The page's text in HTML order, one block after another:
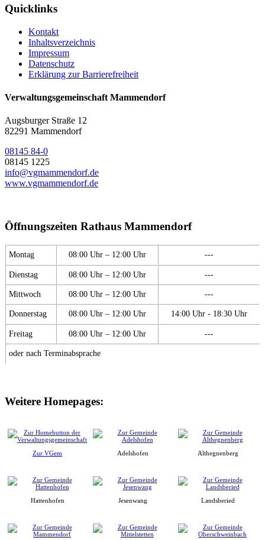
Quicklinks
Kontakt
Inhaltsverzeichnis
Impressum
Datenschutz
Erklärung zur Barrierefreiheit
Verwaltungsgemeinschaft Mammendorf
Augsburger Straße 12
82291 Mammendorf
08145 84-0
08145 1225
info@vgmammendorf.de
www.vgmammendorf.de
Öffnungszeiten Rathaus Mammendorf
Montag 08:00 Uhr – 12:00 Uhr ---
Dienstag 08:00 Uhr – 12:00 Uhr ---
Mittwoch 08:00 Uhr – 12:00 Uhr ---
Donnerstag 08:00 Uhr – 12:00 Uhr 14:00 Uhr - 18:30 Uhr
Freitag 08:00 Uhr – 12:00 Uhr ---
oder nach Terminabsprache
Weitere Homepages:
Zur VGem Adelshofen Althegnenberg
Hattenhofen Jesenwang Landsberied